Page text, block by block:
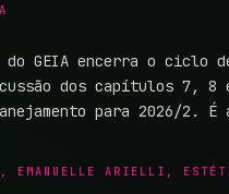
do GEIA encerra o
dos capítulos 7, 8
para 2026/2.
, EMANUELLE ARIELLI ,